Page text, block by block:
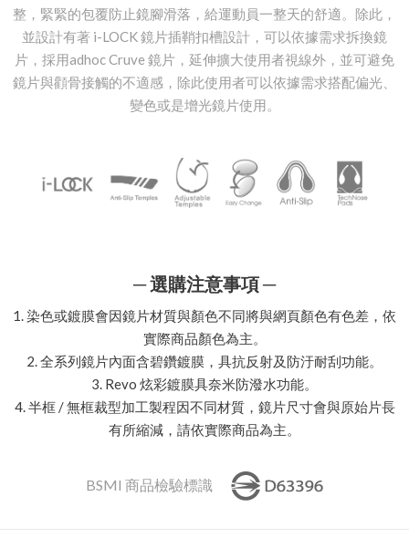
整，緊緊的包覆防止鏡腳滑落，給運動員一整天的舒適。除此，
並設計有著 i-LOCK 鏡片插鞘扣槽設計，可以依據需求拆換鏡
片，採用adhoc Cruve 鏡片，延伸擴大使用者視線外，並可避免
鏡片與顴骨接觸的不適感，除此使用者可以依據需求搭配偏光、
變色或是增光鏡片使用。
─ 選購注意事項 ─
1. 染色或鍍膜會因鏡片材質與顏色不同將與網頁顏色有色差，依
實際商品顏色為主。
2. 全系列鏡片內面含碧鑽鍍膜，具抗反射及防汙耐刮功能。
3. Revo 炫彩鍍膜具奈米防潑水功能。
4. 半框 / 無框裁型加工製程因不同材質，鏡片尺寸會與原始片長
有所縮減，請依實際商品為主。
BSMI 商品檢驗標識